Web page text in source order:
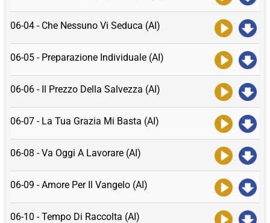
06-04 - Che Nessuno Vi Seduca (AI)
06-05 - Preparazione Individuale (AI)
06-06 - Il Prezzo Della Salvezza (AI)
06-07 - La Tua Grazia Mi Basta (AI)
06-08 - Va Oggi A Lavorare (AI)
06-09 - Amore Per Il Vangelo (AI)
06-10 - Tempo Di Raccolta (AI)